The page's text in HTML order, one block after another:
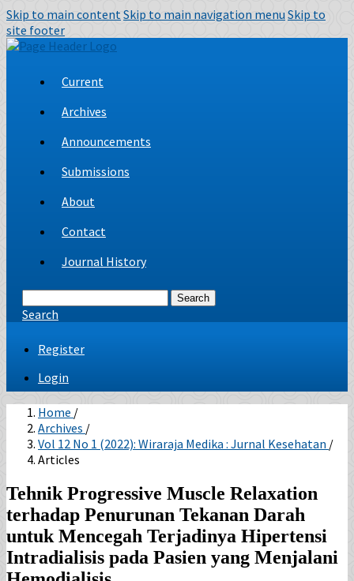
Skip to main contentSkip to main navigation menuSkip to
site footer
Current
Archives
Announcements
Submissions
About
Contact
Journal History
Search
Search
Register
Login
Home /
Archives /
Vol 12 No 1 (2022): Wiraraja Medika : Jurnal Kesehatan /
Articles
Tehnik Progressive Muscle Relaxation
terhadap Penurunan Tekanan Darah
untuk Mencegah Terjadinya Hipertensi
Intradialisis pada Pasien yang Menjalani